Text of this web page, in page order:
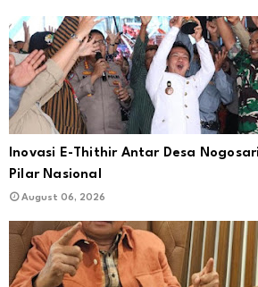
Inovasi E-Thithir Antar Desa
Pilar Nasional
August 06, 2026